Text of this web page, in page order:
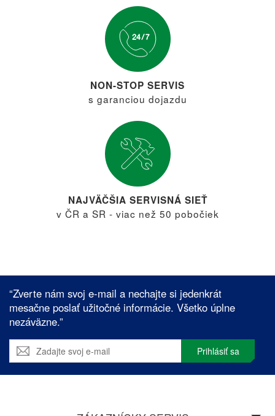
NON-STOP SERVIS
s garanciou dojazdu
NAJVÄČŠIA SERVISNÁ SIEŤ
v ČR a SR - viac než 50 pobočiek
“Zverte nám svoj e-mail a nechajte si jedenkrát
mesačne poslať užitočné informácie. Všetko úplne
nezáväzne.”
Prihlásiť sa